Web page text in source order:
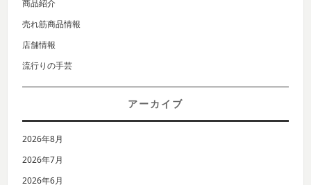
商品紹介
売れ筋商品情報
店舗情報
流行りの手芸
アーカイブ
2026年8月
2026年7月
2026年6月